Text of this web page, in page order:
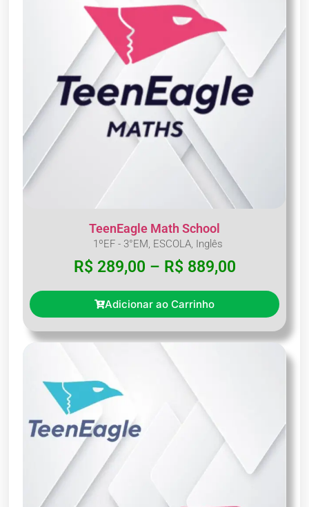
TeenEagle Math School
1ºEF - 3°EM, ESCOLA, Inglês
R$ 289,00 – R$ 889,00
Adicionar ao Carrinho